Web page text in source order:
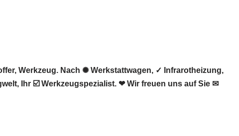
Werkzeug. Nach ✺ Werkstattwagen, ✓ Infrarotheizung,
Ihr ☑️ Werkzeugspezialist. ❤ Wir freuen uns auf Sie ✉